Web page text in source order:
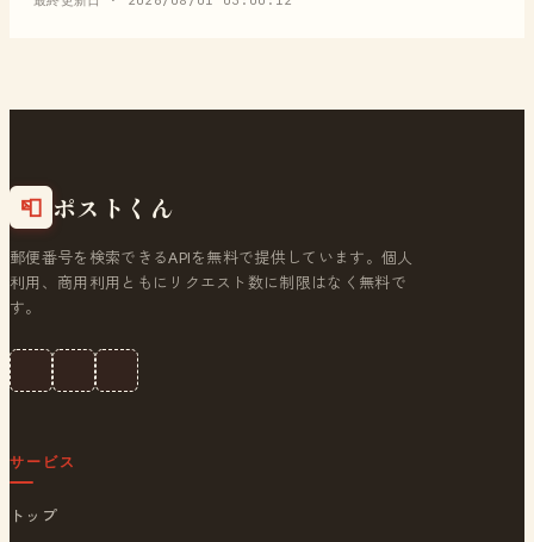
📮 ポストくん
郵便番号を検索できるAPIを無料で提供しています。個人
利用、商用利用ともにリクエスト数に制限はなく無料で
す。
サービス
トップ